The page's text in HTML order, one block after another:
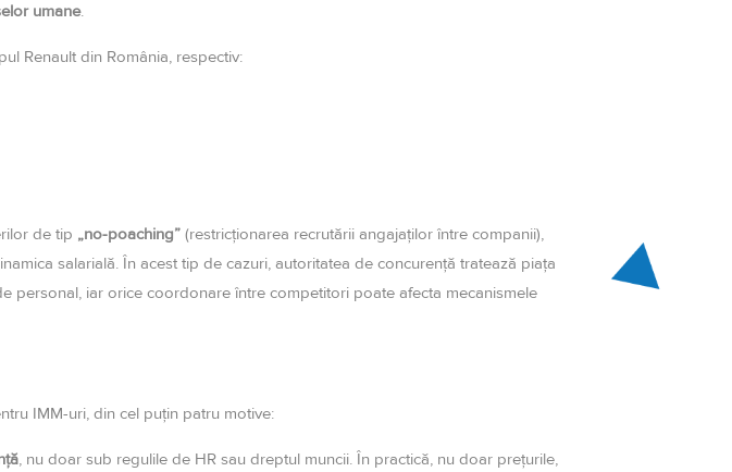
umane.
Renault din România, respectiv:
de tip „no-poaching” (restricționarea recrutării angajaților între companii),
salarială. În acest tip de cazuri, autoritatea de concurență tratează piața
personal, iar orice coordonare între competitori poate afecta mecanismele
IMM-uri, din cel puțin patru motive:
, nu doar sub regulile de HR sau dreptul muncii. În practică, nu doar prețurile,